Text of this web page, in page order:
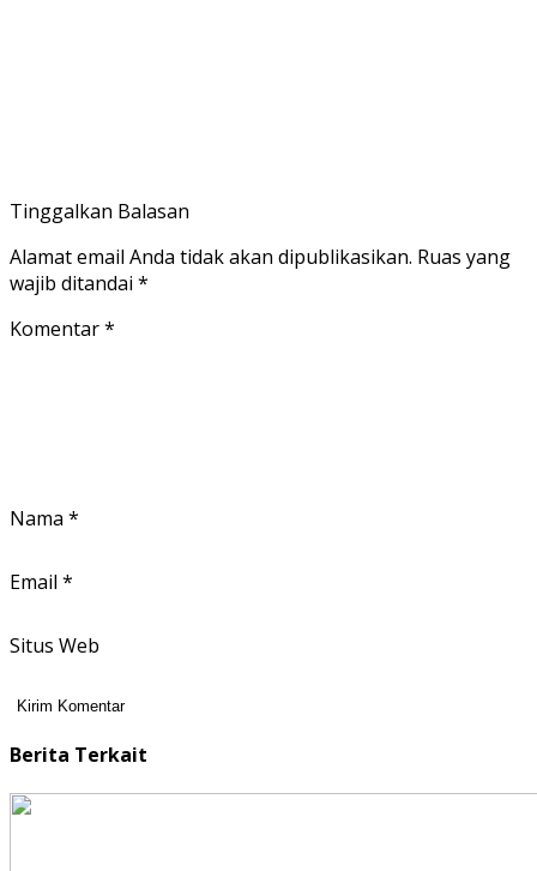
Tinggalkan Balasan
Alamat email Anda tidak akan dipublikasikan. Ruas yang
wajib ditandai *
Komentar*
Nama *
Email *
Situs Web
Berita Terkait